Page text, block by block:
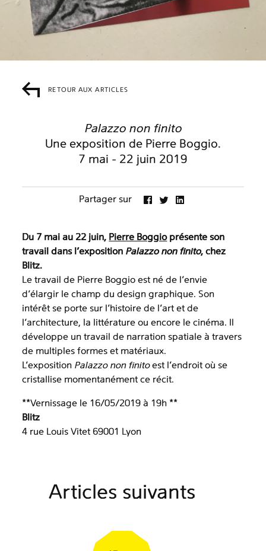
RETOUR AUX ARTICLES
Palazzo non finito
Une exposition de Pierre Boggio.
7 mai - 22 juin 2019
Partager sur
Du 7 mai au 22 juin, Pierre Boggioprésente son
travail dans l’exposition Palazzo non finito, chez
Blitz.
Le travail de Pierre Boggio est né de l’envie
d’élargir le champ du design graphique. Son
intérêt se porte sur l’histoire de l’art et de
l’architecture, la littérature ou encore le cinéma. Il
développe un travail de narration spatiale à travers
de multiples formes et matériaux.
L’exposition Palazzo non finitoest l’endroit où se
cristallise momentanément ce récit.
**Vernissage le 16/05/2019 à 19h **
Blitz
4 rue Louis Vitet 69001 Lyon
Articles suivants